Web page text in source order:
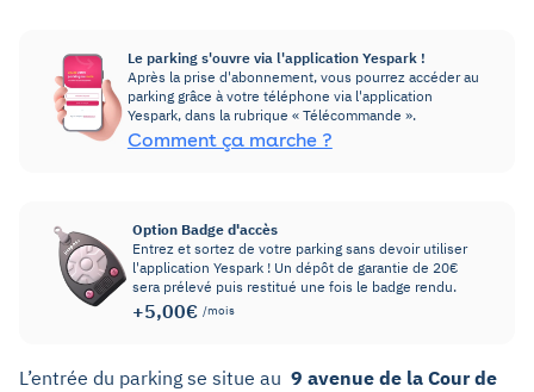
Le parking s'ouvre via l'application Yespark !
Après la prise d'abonnement, vous pourrez accéder au
parking grâce à votre téléphone via l'application
Yespark, dans la rubrique « Télécommande ».
Comment ça marche ?
Option Badge d'accès
Entrez et sortez de votre parking sans devoir utiliser
l'application Yespark ! Un dépôt de garantie de 20€
sera prélevé puis restitué une fois le badge rendu.
+5,00€ /mois
L’entrée du parking se situe au 9 avenue de la Cour de